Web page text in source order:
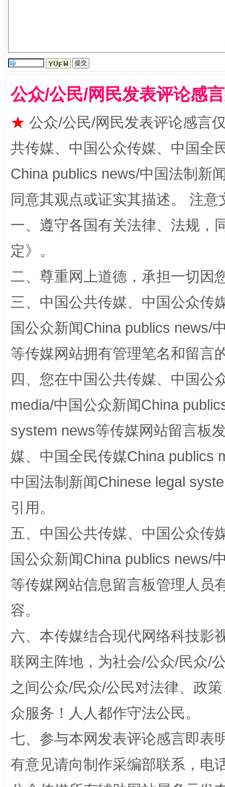
招工难、用工荒背后
网上购药对药下症？
这是一记警钟！ 谢
今
公众/公民/网民发表评论感
★ 公众/公民/网民发表评论感言
共传媒、中国公众传媒、中国全
China publics news/中国法制新
同意其观点或证实其描述。 注
一、遵守各国有关法律、法规，
定》。
二、尊重网上道德，承担一切因
三、中国公共传媒、中国公众传
国公众新闻China publics news/
等传媒网站拥有管理笔名和留言
四、您在中国公共传媒、中国公
media/中国公众新闻China
system news等传媒网站留言板
媒、中国全民传媒China publics
中国法制新闻Chinese legal
引用。
五、中国公共传媒、中国公众传
国公众新闻China publics news/
等传媒网站信息留言板管理人员
容。
六、本传媒结合现代网络科技影
联网主阵地，为社会/公众/民众/
之间公众/民众/公民对法律、政
众服务！人人都作守法公民。
七、参与本网发表评论感言即表
有意见请向制作采编部联系，电